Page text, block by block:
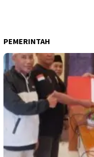
PEMERINTAH